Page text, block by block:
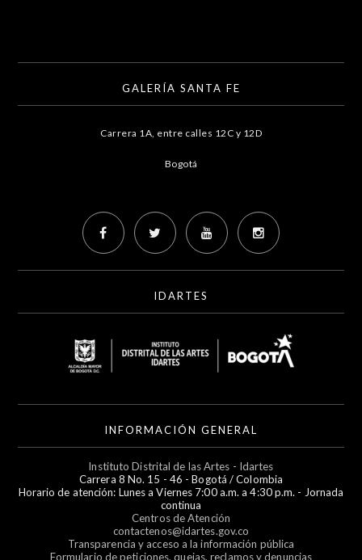
GALERÍA SANTA FE
Carrera 1A, entre calles 12C y 12D
Bogotá
IDARTES
INFORMACIÓN GENERAL
Instituto Distrital de las Artes - Idartes
Carrera 8 No. 15 - 46 - Bogotá / Colombia
Horario de atención: Lunes a Viernes 7:00 a.m. a 4:30 p.m. - Jornada
continua
Centros de Atención
contactenos@idartes.gov.co
Transparencia y acceso a la información pública
Formulario de peticiones, quejas, reclamos y denuncias